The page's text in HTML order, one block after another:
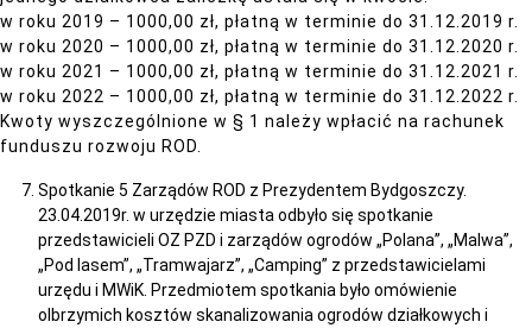
w roku 2019 – 1000,00 zł, płatną w terminie do 31.12.2019 r.
w roku 2020 – 1000,00 zł, płatną w terminie do 31.12.2020 r.
w roku 2021 – 1000,00 zł, płatną w terminie do 31.12.2021 r.
w roku 2022 – 1000,00 zł, płatną w terminie do 31.12.2022 r.
Kwoty wyszczególnione w § 1 należy wpłacić na rachunek
funduszu rozwoju ROD.
Spotkanie 5 Zarządów ROD z Prezydentem Bydgoszczy.
23.04.2019r. w urzędzie miasta odbyło się spotkanie
przedstawicieli OZ PZD i zarządów ogrodów „Polana”, „Malwa”,
„Pod lasem”, „Tramwajarz”, „Camping” z przedstawicielami
urzędu i MWiK. Przedmiotem spotkania było omówienie
olbrzymich kosztów skanalizowania ogrodów działkowych i